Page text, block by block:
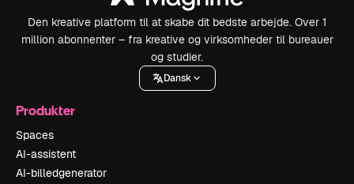
Den kreative platform til at skabe dit bedste arbejde. Over 1
million abonnenter – fra kreative og virksomheder til bureauer
og studier.
Dansk
Produkter
Spaces
AI-assistent
AI-billedgenerator